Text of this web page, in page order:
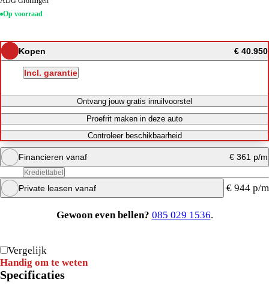
Op voorraad
Kopen € 40.950
Incl. garantie
Ontvang jouw gratis inruilvoorstel
Proefrit maken in deze auto
Controleer beschikbaarheid
Financieren vanaf € 361 p/m
Krediettabel
Maandbedrag berekenen
Private leasen vanaf € 944 p/m
Maandbedrag berekenen
Gewoon even bellen? 085 029 1536.
Vergelijk
Handig om te weten
Specificaties